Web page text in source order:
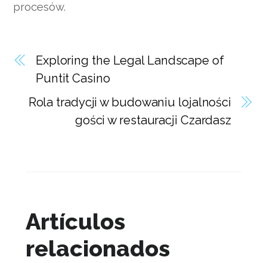
procesów.
Exploring the Legal Landscape of
Puntit Casino
Rola tradycji w budowaniu lojalności
gości w restauracji Czardasz
Artículos
relacionados